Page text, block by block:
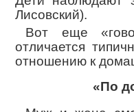
Лисовский).
Вот еще
отличается
отношению к
«По